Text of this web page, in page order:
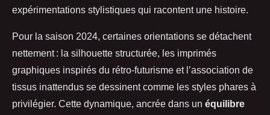
expérimentations stylistiques qui racontent une histoire.
Pour la saison 2024, certaines orientations se détachent
nettement : la silhouette structurée, les imprimés
graphiques inspirés du rétro-futurisme et l’association de
tissus inattendus se dessinent comme les styles phares à
privilégier. Cette dynamique, ancrée dans un équilibre